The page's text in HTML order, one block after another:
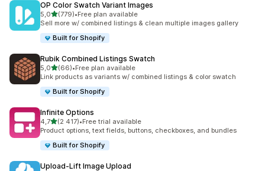
OP Color Swatch Variant Images
5,0av 5 stjerner
(779)
Totalt 779 omtaler
•Free plan available
Sell more w/ combined listings & clean multiple images gallery
Built for Shopify
Rubik Combined Listings Swatch
5,0av 5 stjerner
(66)
Totalt 66 omtaler
•Free plan available
Link products as variants w/ combined listings & color swatch
Built for Shopify
Infinite Options
4,7av 5 stjerner
(2 417)
Totalt 2417 omtaler
•Free trial available
Product options, text fields, buttons, checkboxes, and bundles
Built for Shopify
Upload‑Lift Image Upload